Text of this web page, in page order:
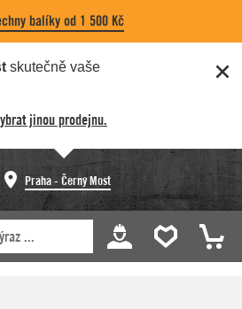
balíky od 1 500 Kč
skutečně vaše
jinou prodejnu.
Praha - Černý Most